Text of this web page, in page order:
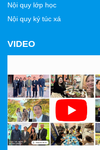
Nội quy lớp học
Nội quy ký túc xá
VIDEO